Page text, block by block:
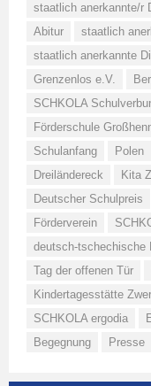
staatlich anerkannte/r
Abitur
staatlich
staatlich anerkannte
Grenzenlos e.V.
SCHKOLA
Förderschule
Schulanfang
Polen
Dreiländereck
Kita
Deutscher Schulpreis
Förderverein
deutsch-tschechische
Tag der offenen Tür
Kindertagesstätte
SCHKOLA ergodia
Begegnung
Presse